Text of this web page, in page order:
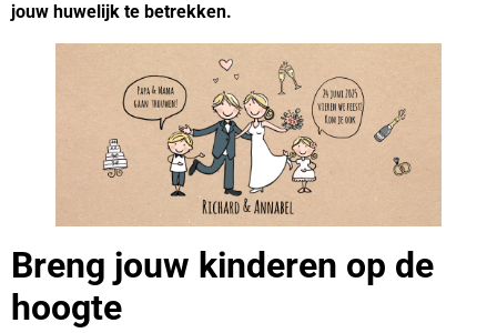
jouw huwelijk te betrekken.
Breng jouw kinderen op de
hoogte